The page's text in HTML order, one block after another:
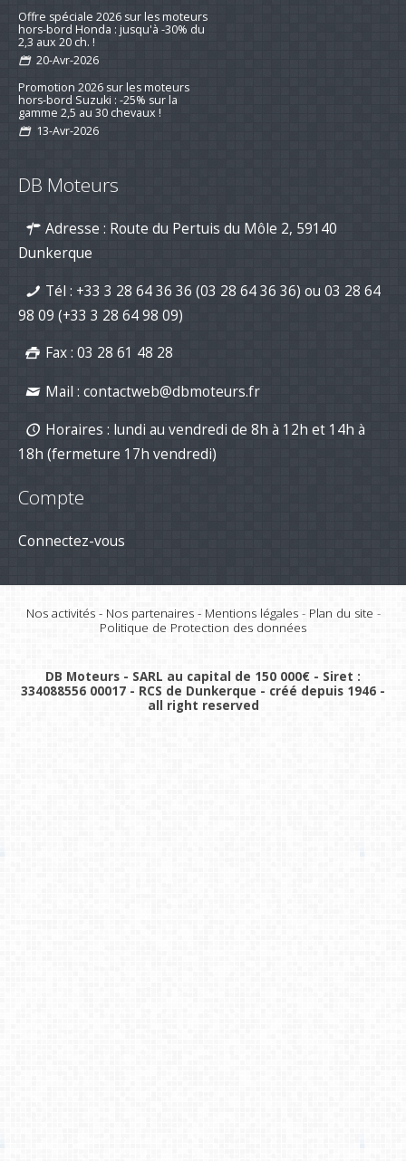
Offre spéciale 2026 sur les moteurs
hors-bord Honda : jusqu'à -30% du
2,3 aux 20 ch. !
20-Avr-2026
Promotion 2026 sur les moteurs
hors-bord Suzuki : -25% sur la
gamme 2,5 au 30 chevaux !
13-Avr-2026
moteurs de bateau
Nouvelle série "Stealth Line" chez
maintenant avec DB Moteurs !
DB Moteurs vous souhaite une
excellente année 2026, pleine de
projets motorisés !
02-Jan-2026
DB Moteurs
Adresse : Route du Pertuis du Môle 2, 59140
Dunkerque
Tél : +33 3 28 64 36 36 (03 28 64 36 36) ou 03 28 64
98 09 (+33 3 28 64 98 09)
Fax : 03 28 61 48 28
Mail : contactweb@dbmoteurs.fr
Horaires : lundi au vendredi de 8h à 12h et 14h à
18h (fermeture 17h vendredi)
Compte
Connectez-vous
Nos activités- Nos partenaires- Mentions légales- Plan du site -
Politique de Protection des données
DB Moteurs - SARL au capital de 150 000€ - Siret :
334088556 00017 - RCS de Dunkerque - créé depuis 1946 -
all right reserved